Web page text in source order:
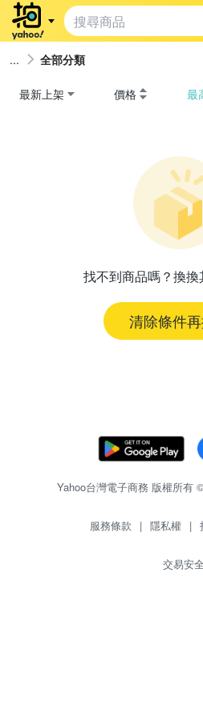
全部分類
最新上架 價格 最
找不到商品嗎？換換
清除條件
Yahoo台灣電子商務 版權所有
服務條款 | 隱私權 |
交易安全